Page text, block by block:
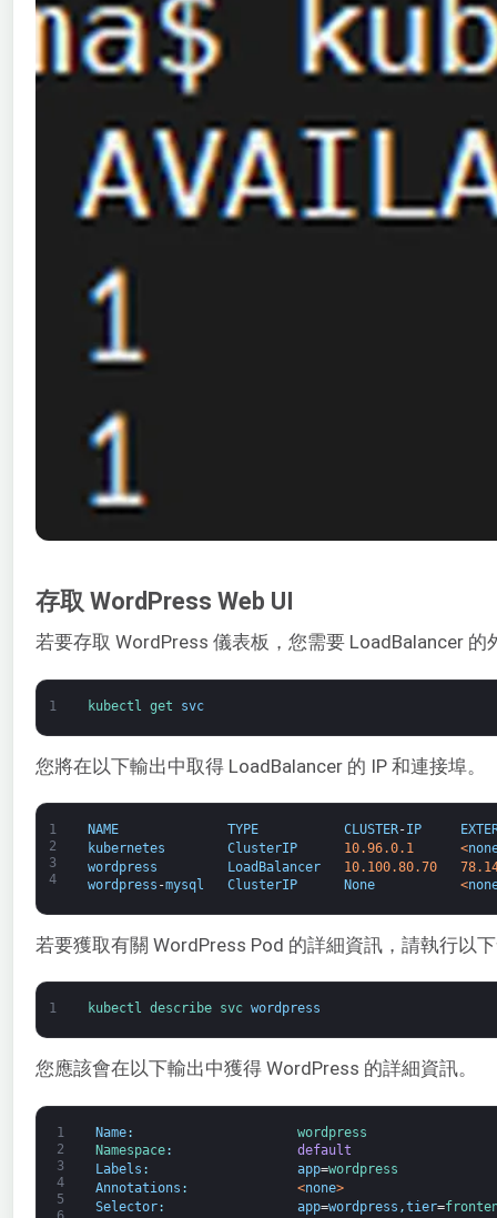
存取 WordPress Web UI
若要存取 WordPress 儀表板，您需要 LoadBalancer
1 kubectl get svc
您將在以下輸出中取得 LoadBalancer 的 IP 和連接埠。
1
2
3
4
NAME TYPE CLUSTER-IP
kubernetes
ClusterIP 10.96.0.1 <
wordpress
LoadBalancer 10.100.80.70
wordpress -mysql ClusterIP None <
若要獲取有關 WordPress Pod 的詳細資訊，請執行以
1 kubectl describe svc wordpress
您應該會在以下輸出中獲得 WordPress 的詳細資訊。
1
2
3
4
5
Name:
wordpress
Namespace:
default
Labels : app=wordpress
Annotations : <none>
Selector: app=wordpress ,tier=